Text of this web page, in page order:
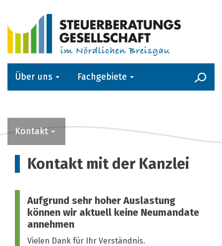
Über uns Fachgebiete
Kontakt
Kontakt mit der Kanzlei
Aufgrund sehr hoher Auslastung
können wir aktuell keine Neumandate
annehmen
Vielen Dank für Ihr Verständnis.